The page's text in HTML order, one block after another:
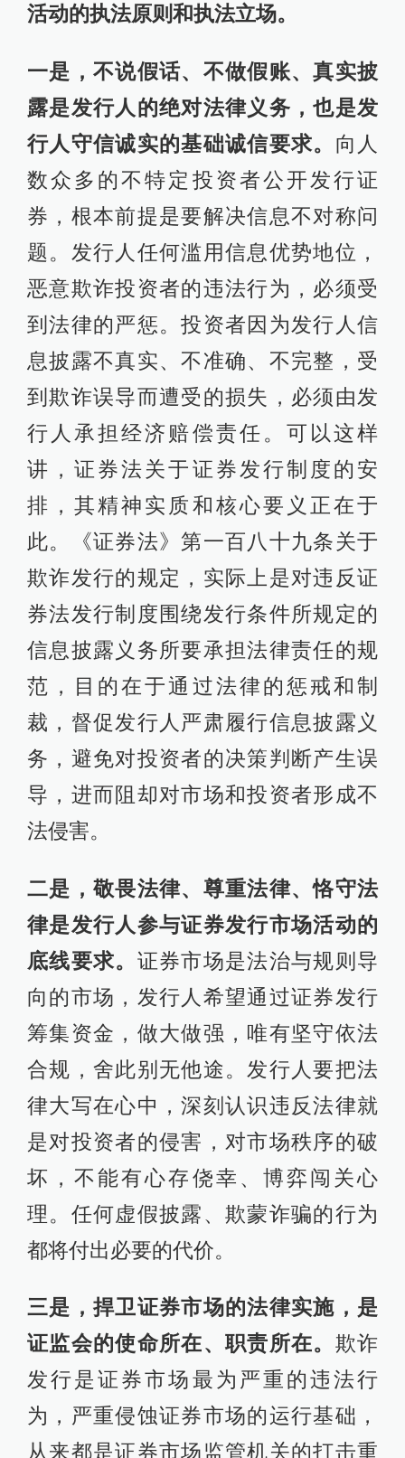
活动的执法原则和执法立场。
一是，不说假话、不做假账、真实披
露是发行人的绝对法律义务，也是发
行人守信诚实的基础诚信要求。 向人
数众多的不特定投资者公开发行证
券，根本前提是要解决信息不对称问
题。发行人任何滥用信息优势地位，
恶意欺诈投资者的违法行为，必须受
到法律的严惩。投资者因为发行人信
息披露不真实、不准确、不完整，受
到欺诈误导而遭受的损失，必须由发
行人承担经济赔偿责任。可以这样
讲，证券法关于证券发行制度的安
排，其精神实质和核心要义正在于
此。《证券法》第一百八十九条关于
欺诈发行的规定，实际上是对违反证
券法发行制度围绕发行条件所规定的
信息披露义务所要承担法律责任的规
范，目的在于通过法律的惩戒和制
裁，督促发行人严肃履行信息披露义
务，避免对投资者的决策判断产生误
导，进而阻却对市场和投资者形成不
法侵害。
二是，敬畏法律、尊重法律、恪守法
律是发行人参与证券发行市场活动的
底线要求。 证券市场是法治与规则导
向的市场，发行人希望通过证券发行
筹集资金，做大做强，唯有坚守依法
合规，舍此别无他途。发行人要把法
律大写在心中，深刻认识违反法律就
是对投资者的侵害，对市场秩序的破
坏，不能有心存侥幸、博弈闯关心
理。任何虚假披露、欺蒙诈骗的行为
都将付出必要的代价。
三是，捍卫证券市场的法律实施，是
证监会的使命所在、职责所在。 欺诈
发行是证券市场最为严重的违法行
为，严重侵蚀证券市场的运行基础，
从来都是证券市场监管机关的打击重